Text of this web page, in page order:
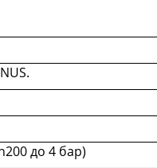
до 4 бар)